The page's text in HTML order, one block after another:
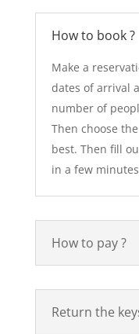
How to book ?
Make a
dates of arrival
number of
Then choose
best. Then fill
in a few
How to pay ?
Return the